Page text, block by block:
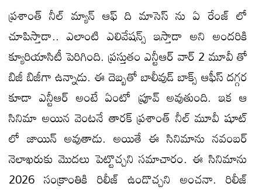
ప్రశాంత్ నీల్ మ్యాన్ ఆఫ్ ది మాసెస్ ను ఏ రేంజ్ లో
చూపిస్తాడా.. ఎలాంటి ఎలివేషన్స్ ఇస్తాడా అని అందరికి
క్యూరియాసిటీ పెరిగింది. ప్రస్తుతం ఎన్టీఆర్ వార్ 2 మూవీ తో
బిజీ బిజీగా ఉన్నాడు. ఈ దెబ్బతో బాలీవుడ్ బాక్స్ ఆఫీస్ దగ్గర
కూడా ఎన్టీఆర్ అంటే ఏంటో ప్రూవ్ అవుతుంది. ఇక ఆ
సినిమా అయిన వెంటనే తారక్ ప్రశాంత్ నీల్ మూవీ షూట్
లో జాయిన్ అవుతాడు. అయితే ఈ సినిమాను నవంబర్
నెలాఖరుకు మొదలు పెట్టొచ్చని సమాచారం. ఈ సినిమాను
2026 సంక్రాంతికి రిలీజ్ ఉండొచ్చని అంచనా. రిలీజ్